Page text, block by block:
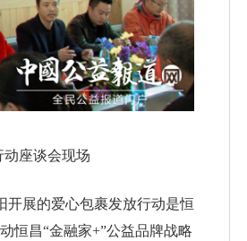
座谈会现场
开展的爱心包裹发放行动是恒
恒昌“金融家+”公益品牌战略